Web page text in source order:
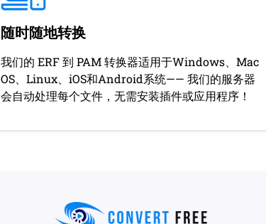
随时随地转换
我们的 ERF 到 PAM 转换器适用于Windows、Mac
OS、Linux、iOS和Android系统—— 我们的服务器
会自动处理每个文件，无需安装插件或应用程序！